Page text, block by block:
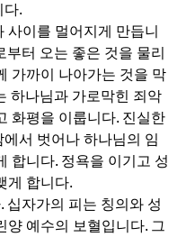
다.
사이를 멀어지게 만듭니
부터 오는 좋은 것을 물리
가까이 나아가는 것을 막
하나님과 가로막힌 죄악
화평을 이룹니다. 진실한
서 벗어나 하나님의 임
합니다. 정욕을 이기고 성
게 합니다.
십자가의 피는 칭의와 성
양 예수의 보혈입니다. 그